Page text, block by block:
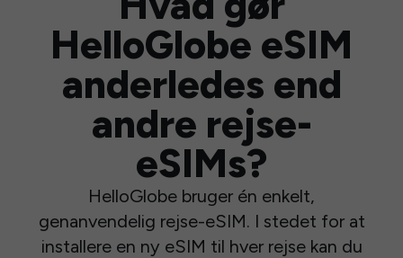
HelloGlobe eSIM
anderledes end
andre rejse-
eSIMs?
HelloGlobe bruger én enkelt,
genanvendelig rejse-eSIM. I stedet for at
installere en ny eSIM til hver rejse kan du